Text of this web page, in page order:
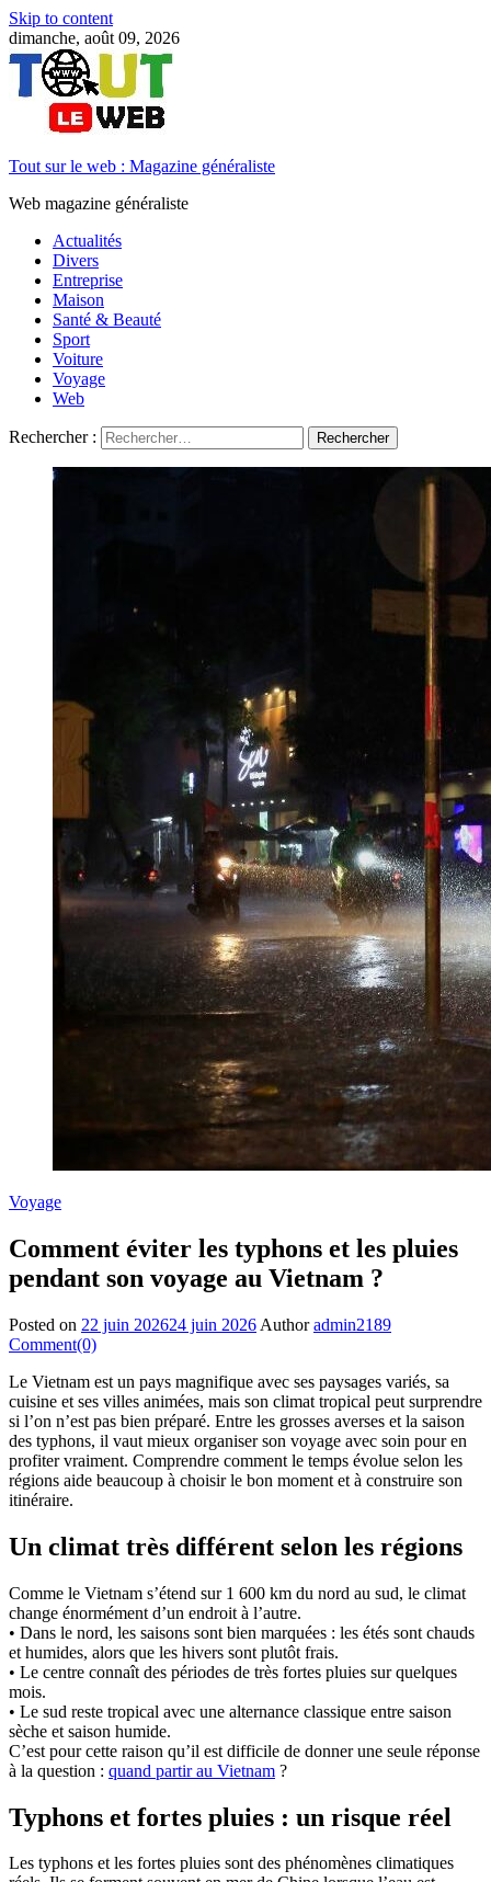
Skip to content
dimanche, août 09, 2026
Tout sur le web : Magazine généraliste
Web magazine généraliste
Actualités
Divers
Entreprise
Maison
Santé & Beauté
Sport
Voiture
Voyage
Web
Rechercher :
Voyage
Comment éviter les typhons et les pluies
pendant son voyage au Vietnam ?
Posted on 22 juin 202624 juin 2026 Author admin2189
Comment(0)
Le Vietnam est un pays magnifique avec ses paysages variés, sa
cuisine et ses villes animées, mais son climat tropical peut surprendre
si l’on n’est pas bien préparé. Entre les grosses averses et la saison
des typhons, il vaut mieux organiser son voyage avec soin pour en
profiter vraiment. Comprendre comment le temps évolue selon les
régions aide beaucoup à choisir le bon moment et à construire son
itinéraire.
Un climat très différent selon les régions
Comme le Vietnam s’étend sur 1 600 km du nord au sud, le climat
change énormément d’un endroit à l’autre.
• Dans le nord, les saisons sont bien marquées : les étés sont chauds
et humides, alors que les hivers sont plutôt frais.
• Le centre connaît des périodes de très fortes pluies sur quelques
mois.
• Le sud reste tropical avec une alternance classique entre saison
sèche et saison humide.
C’est pour cette raison qu’il est difficile de donner une seule réponse
à la question : quand partir au Vietnam ?
Typhons et fortes pluies : un risque réel
Les typhons et les fortes pluies sont des phénomènes climatiques